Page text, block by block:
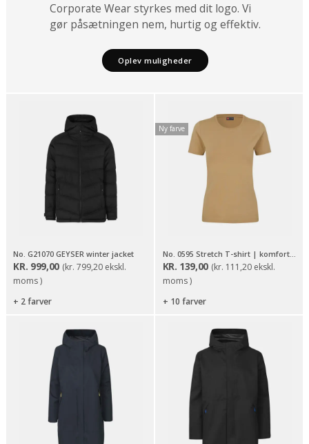
Corporate Wear styrkes med dit logo. Vi
gør påsætningen nem, hurtig og effektiv.
Oplev muligheder
No. G21070 GEYSER winter jacket
KR. 999,00 (kr. 799,20ekskl.
moms )
+ 2 farver
Ny farve
No. 0595 Stretch T-shirt | komfort | dame
KR. 139,00 (kr. 111,20ekskl.
moms )
+ 10 farver